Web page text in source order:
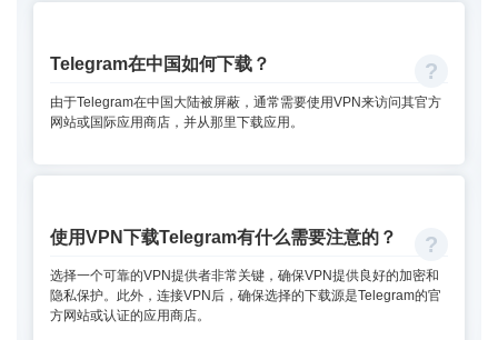
Telegram在中国如何下载？
由于Telegram在中国大陆被屏蔽，通常需要使用VPN来访问其官方
网站或国际应用商店，并从那里下载应用。
使用VPN下载Telegram有什么需要注意的？
选择一个可靠的VPN提供者非常关键，确保VPN提供良好的加密和
隐私保护。此外，连接VPN后，确保选择的下载源是Telegram的官
方网站或认证的应用商店。